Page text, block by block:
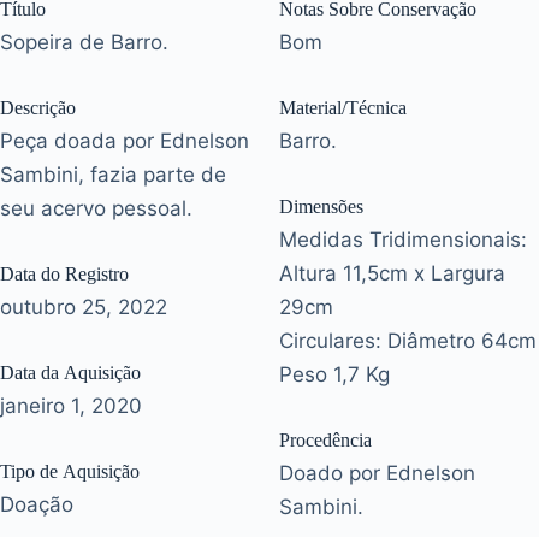
Título
Sopeira de Barro.
Descrição
Peça doada por Ednelson
Sambini, fazia parte de
seu acervo pessoal.
Data do Registro
outubro 25, 2022
Data da Aquisição
janeiro 1, 2020
Tipo de Aquisição
Doação
Notas Sobre Conservação
Bom
Material/Técnica
Barro.
Dimensões
Medidas Tridimensionais:
Altura 11,5cm x Largura
29cm
Circulares: Diâmetro 64cm
Peso 1,7 Kg
Procedência
Doado por Ednelson
Sambini.